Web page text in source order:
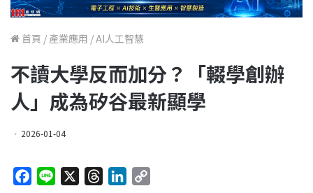
首頁 / 產業應用 /AI人工智慧
不讀大學反而加分？「輟學創辦
人」成為矽谷最新顯學
2026-01-04